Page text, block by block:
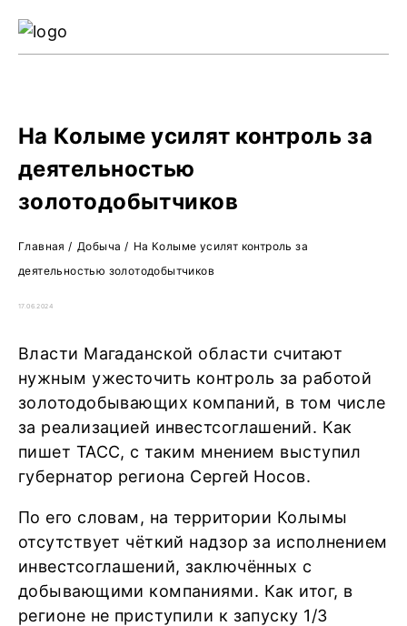
На Колыме усилят контроль за
деятельностью
золотодобытчиков
Главная / Добыча / На Колыме усилят контроль за
деятельностью золотодобытчиков
17.06.2024
Власти Магаданской области считают
нужным ужесточить контроль за работой
золотодобывающих компаний, в том числе
за реализацией инвестсоглашений. Как
пишет ТАСС, с таким мнением выступил
губернатор региона Сергей Носов.
По его словам, на территории Колымы
отсутствует чёткий надзор за исполнением
инвестсоглашений, заключённых с
добывающими компаниями. Как итог, в
регионе не приступили к запуску 1/3